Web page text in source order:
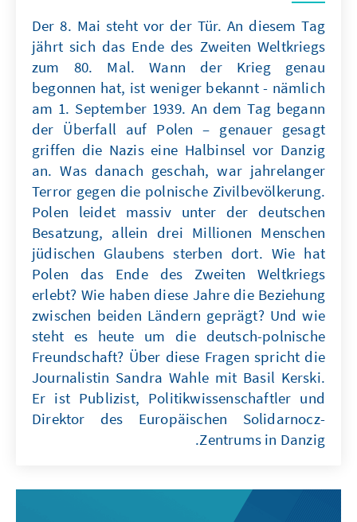
Der 8. Mai steht vor der Tür. An diesem Tag
jährt sich das Ende des Zweiten Weltkriegs
zum 80. Mal. Wann der Krieg genau
begonnen hat, ist weniger bekannt - nämlich
am 1. September 1939. An dem Tag begann
der Überfall auf Polen – genauer gesagt
griffen die Nazis eine Halbinsel vor Danzig
an. Was danach geschah, war jahrelanger
Terror gegen die polnische Zivilbevölkerung.
Polen leidet massiv unter der deutschen
Besatzung, allein drei Millionen Menschen
jüdischen Glaubens sterben dort. Wie hat
Polen das Ende des Zweiten Weltkriegs
erlebt? Wie haben diese Jahre die Beziehung
zwischen beiden Ländern geprägt? Und wie
steht es heute um die deutsch-polnische
Freundschaft? Über diese Fragen spricht die
Journalistin Sandra Wahle mit Basil Kerski.
Er ist Publizist, Politikwissenschaftler und
Direktor des Europäischen Solidarnocz-
Zentrums in Danzig.